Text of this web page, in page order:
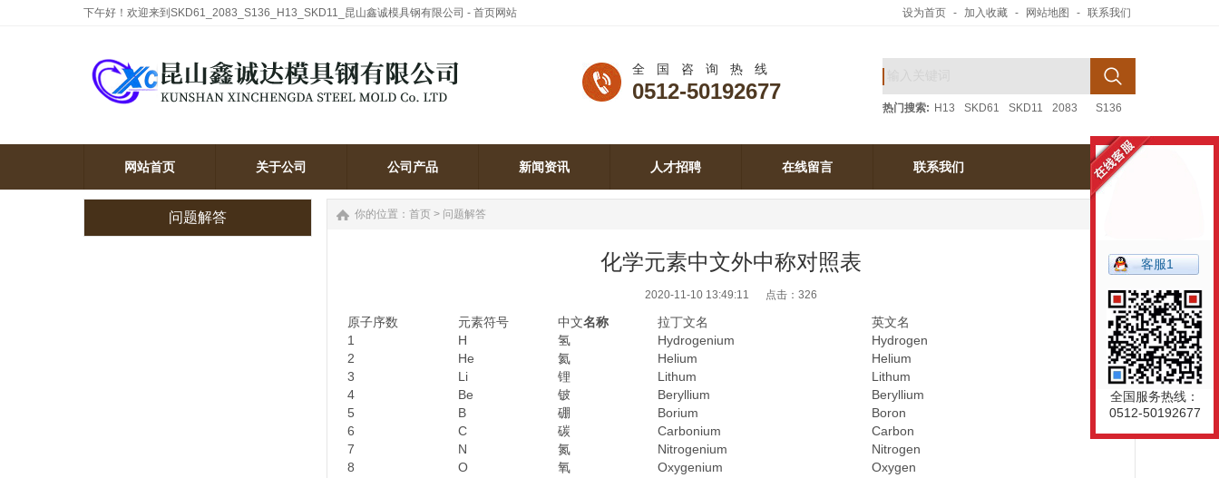
下午好！欢迎来到SKD61_2083_S136_H13_SKD11_昆山鑫诚模具钢有限公司 - 首页网站 设为首页 - 加入收藏 - 网站地图 - 联系我们
全国咨询热线
0512-50192677
热门搜索: H13 SKD61 SKD11 2083 S136
网站首页 关于公司 公司产品 新闻资讯 人才招聘 在线留言 联系我们
问题解答 你的位置： 首页 > 问题解答
化学元素中文外中称对照表
2020-11-10 13:49:11 点击： 326
原子序数 元素符号 中文名称 拉丁文名
英文名
1
H 氢 Hydrogenium
Hydrogen
2
He 氦 Helium
Helium
3
Li 锂 Lithum
Lithum
4
Be 铍 Beryllium
Beryllium
5
B 硼 Borium
Boron
6
C 碳 Carbonium
Carbon
7
N 氮 Nitrogenium
Nitrogen
8
O 氧 Oxygenium
Oxygen
客服1
全国服务热线：
0512-50192677